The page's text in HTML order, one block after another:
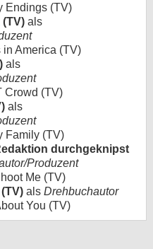
Endings (TV)
(TV) als
America (TV)
als
Crowd (TV)
als
Family (TV)
durchgeknipst
Produzent
Me (TV)
als Drehbuchautor
You (TV)